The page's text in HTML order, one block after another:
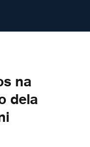
na
dela